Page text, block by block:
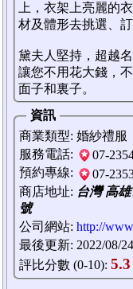
上，衣架上亮麗的
材及體形去挑選、訂
黛夫人堅持，超越
讓您不用花大錢，
面子和裏子。
資訊
商業類型: 婚紗禮服
服務電話:
07-
預約專線:
07-
商店地址: 台灣 高
號
公司網站: http://
最後更新: 2022/08/24
評比分數 (0-10): 5.3